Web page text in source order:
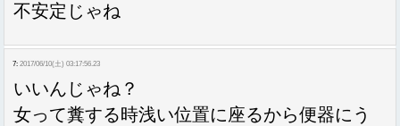
不安定じゃね
7: 2017/06/10(土) 03:17:56.23
いいんじゃね？
女って糞する時浅い位置に座るから便器にう